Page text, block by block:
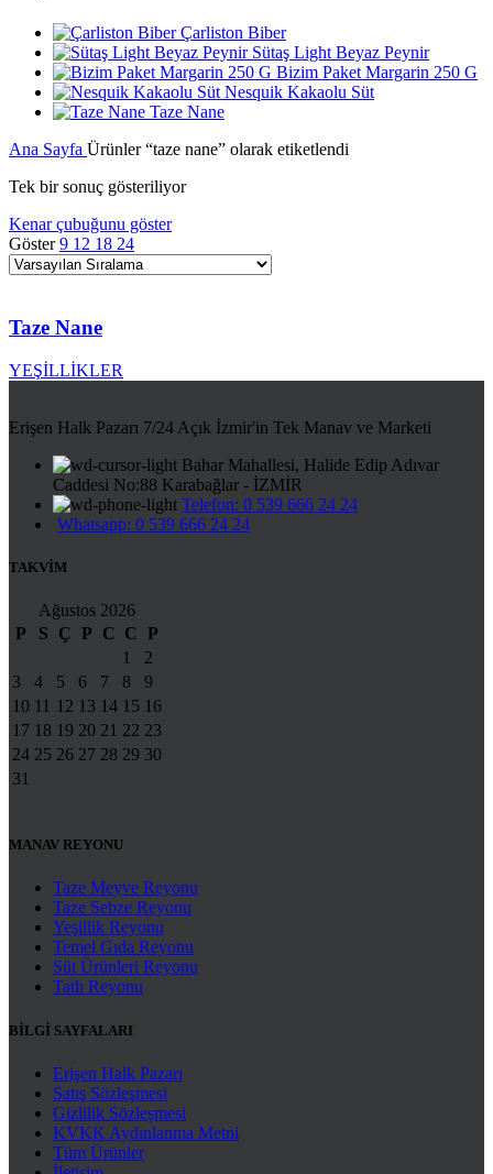
Çarliston Biber
Sütaş Light Beyaz Peynir
Bizim Paket Margarin 250 G
Nesquik Kakaolu Süt
Taze Nane
Ana Sayfa Ürünler “taze nane” olarak etiketlendi
Tek bir sonuç gösteriliyor
Kenar çubuğunu göster
Göster9 12 18 24
Taze Nane
YEŞİLLİKLER
Erişen Halk Pazarı 7/24 Açık İzmir'in Tek Manav ve Marketi
Bahar Mahallesi, Halide Edip Adıvar
Caddesi No:88 Karabağlar - İZMİR
Telefon: 0 539 666 24 24
Whatsapp: 0 539 666 24 24
TAKVİM
Ağustos 2026
P
S Ç P C C
P
1
2
3
4 5 6 7 8
9
10 11 12 13 14 15 16
17 18 19 20 21 22 23
24 25 26 27 28 29 30
31
MANAV REYONU
Taze Meyve Reyonu
Taze Sebze Reyonu
Yeşillik Reyonu
Temel Gıda Reyonu
Süt Ürünleri Reyonu
Tatlı Reyonu
BİLGİ SAYFALARI
Erişen Halk Pazarı
Satış Sözleşmesi
Gizlilik Sözleşmesi
KVKK Aydınlanma Metni
Tüm Ürünler